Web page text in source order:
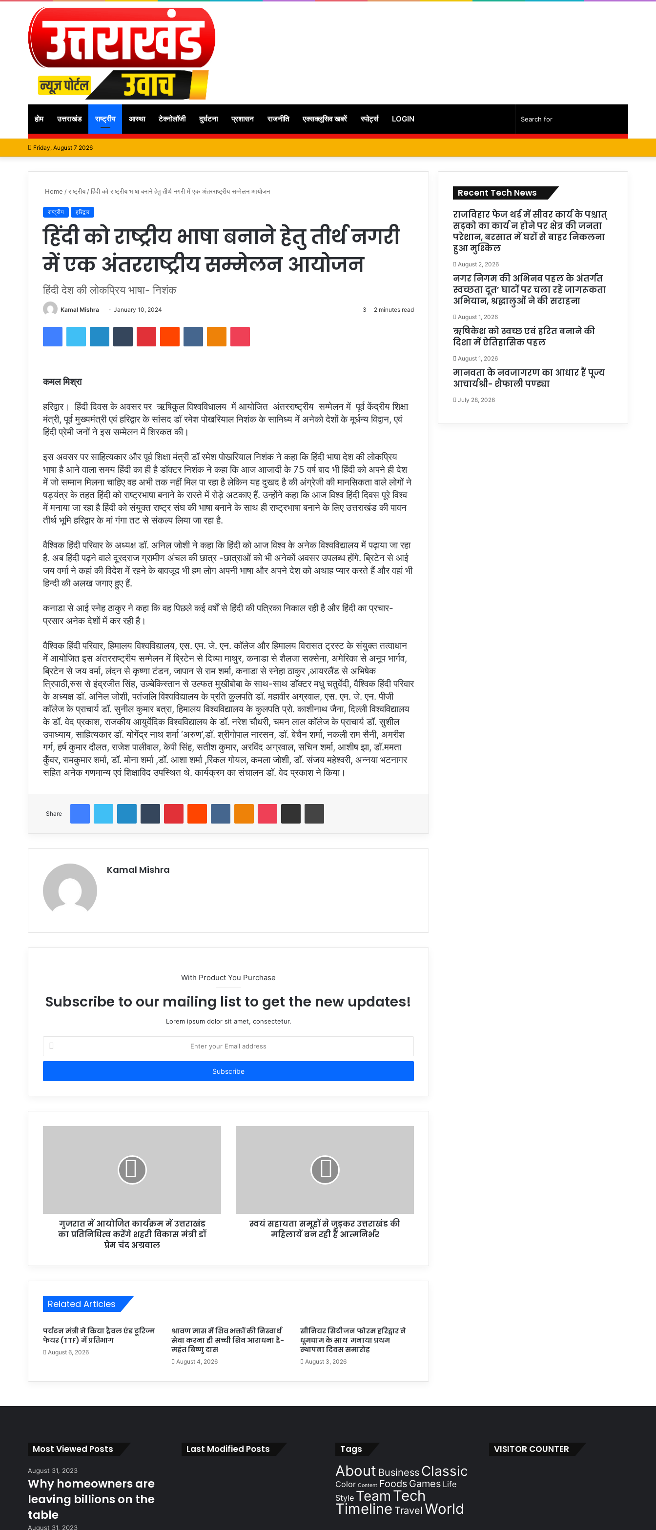
होम उत्तराखंड राष्ट्रीय आस्था टेक्नोलॉजी दुर्घटना प्रशासन राजनीति एक्सक्लूसिव खबरें स्पोर्ट्स LOGIN Sidebar
Friday, August 7 2026
Home /राष्ट्रीय /हिंदी को राष्ट्रीय भाषा बनाने हेतु तीर्थ नगरी में एक अंतरराष्ट्रीय सम्मेलन आयोजन
राष्ट्रीय हरिद्वार
हिंदी को राष्ट्रीय भाषा बनाने हेतु तीर्थ नगरी
में एक अंतरराष्ट्रीय सम्मेलन आयोजन
हिंदी देश की लोकप्रिय भाषा- निशंक
Kamal Mishra
Send January 10, 2024 3 2 minutes read
FacebookTwitter LinkedInTumblr PinterestReddit VKontakteOdnoklassniki
Pocket
कमल मिश्रा
हरिद्वार। हिंदी दिवस के अवसर पर ऋषिकुल विश्वविधालय में आयोजित अंतरराष्ट्रीय सम्मेलन में पूर्व केंद्रीय शिक्षा
मंत्री, पूर्व मुख्यमंत्री एवं हरिद्वार के सांसद डॉ रमेश पोखरियाल निशंक के सानिध्य में अनेको देशों के मूर्धन्य विद्वान, एवं
हिंदी प्रेमी जनों ने इस सम्मेलन में शिरकत की।
इस अवसर पर साहित्यकार और पूर्व शिक्षा मंत्री डॉ रमेश पोखरियाल निशंक ने कहा कि हिंदी भाषा देश की लोकप्रिय
भाषा है आने वाला समय हिंदी का ही है डॉक्टर निशंक ने कहा कि आज आजादी के 75 वर्ष बाद भी हिंदी को अपने ही देश
में जो सम्मान मिलना चाहिए वह अभी तक नहीं मिल पा रहा है लेकिन यह दुखद है की अंग्रेजी की मानसिकता वाले लोगों ने
षड्यंत्र के तहत हिंदी को राष्ट्रभाषा बनाने के रास्ते में रोड़े अटकाए हैं. उन्होंने कहा कि आज विश्व हिंदी दिवस पूरे विश्व
में मनाया जा रहा है हिंदी को संयुक्त राष्ट्र संघ की भाषा बनाने के साथ ही राष्ट्रभाषा बनाने के लिए उत्तराखंड की पावन
तीर्थ भूमि हरिद्वार के मां गंगा तट से संकल्प लिया जा रहा है.
वैश्विक हिंदी परिवार के अध्यक्ष डॉ. अनिल जोशी ने कहा कि हिंदी को आज विश्व के अनेक विश्वविद्यालय में पढ़ाया जा रहा
है. अब हिंदी पढ़ने वाले दूरदराज ग्रामीण अंचल की छात्र -छात्राओं को भी अनेकों अवसर उपलब्ध होंगे. ब्रिटेन से आई
जय वर्मा ने कहां की विदेश में रहने के बावजूद भी हम लोग अपनी भाषा और अपने देश को अथाह प्यार करते हैं और वहां भी
हिन्दी की अलख जगाए हुए हैं.
कनाडा से आई स्नेह ठाकुर ने कहा कि वह पिछले कई वर्षों से हिंदी की पत्रिका निकाल रही है और हिंदी का प्रचार-
प्रसार अनेक देशों में कर रही है।
वैश्विक हिंदी परिवार, हिमालय विश्वविद्यालय, एस. एम. जे. एन. कॉलेज और हिमालय विरासत ट्रस्ट के संयुक्त तत्वाधान
में आयोजित इस अंतरराष्ट्रीय सम्मेलन में ब्रिटेन से दिव्या माथुर, कनाडा से शैलजा सक्सेना, अमेरिका से अनूप भार्गव,
ब्रिटेन से जय वर्मा, लंदन से कृष्णा टंडन, जापान से राम शर्मा, कनाडा से स्नेहा ठाकुर ,आयरलैंड से अभिषेक
त्रिपाठी,रुस से इंद्रजीत सिंह, उज़्बेकिस्तान से उल्फत मुखीबोबा के साथ-साथ डॉक्टर मधु चतुर्वेदी, वैश्विक हिंदी परिवार
के अध्यक्ष डॉ. अनिल जोशी, पतंजलि विश्वविद्यालय के प्रति कुलपति डॉ. महावीर अग्रवाल, एस. एम. जे. एन. पीजी
कॉलेज के प्राचार्य डॉ. सुनील कुमार बत्रा, हिमालय विश्वविद्यालय के कुलपति प्रो. काशीनाथ जैना, दिल्ली विश्वविद्यालय
के डॉ. वेद प्रकाश, राजकीय आयुर्वेदिक विश्वविद्यालय के डॉ. नरेश चौधरी, चमन लाल कॉलेज के प्राचार्य डॉ. सुशील
उपाध्याय, साहित्यकार डॉ. योगेंद्र नाथ शर्मा ‘अरुण’,डॉ. श्रीगोपाल नारसन, डॉ. बेचैन शर्मा, नकली राम सैनी, अमरीश
गर्ग, हर्ष कुमार दौलत, राजेश पालीवाल, केपी सिंह, सतीश कुमार, अरविंद अग्रवाल, सचिन शर्मा, आशीष झा, डॉ.ममता
कुँवर, रामकुमार शर्मा, डॉ. मोना शर्मा ,डॉ. आशा शर्मा ,रिंकल गोयल, कमला जोशी, डॉ. संजय महेश्वरी, अन्नया भटनागर
सहित अनेक गणमान्य एवं शिक्षाविद उपस्थित थे. कार्यक्रम का संचालन डॉ. वेद प्रकाश ने किया।
Share
FacebookTwitter LinkedInTumblr PinterestReddit VKontakteOdnoklassniki
Pocket Share via Email Print
Kamal Mishra
With Product You Purchase
Subscribe to our mailing list to get the new updates!
Lorem ipsum dolor sit amet, consectetur.
your
Email
गुजरात में आयोजित कार्यक्रम में उत्तराखंड
का प्रतिनिधित्व करेंगे शहरी विकास मंत्री डॉ
प्रेम चंद अग्रवाल
स्वयं सहायता समूहों से जुड़कर उत्तराखंड की
महिलायें बन रही हैं आत्मनिर्भर
Related Articles
पर्यटन मंत्री ने किया ट्रैवल एंड टूरिज्म
फेयर (TTF) में प्रतिभाग
August 6, 2026
श्रावण मास में शिव भक्तों की निस्वार्थ
सेवा करना ही सच्ची शिव आराधना है-
महंत बिष्णु दास
August 4, 2026
सीनियर सिटीजन फोरम हरिद्वार ने
धूमधाम के साथ मनाया प्रथम
स्थापना दिवस समारोह
August 3, 2026
Recent Tech News
राजविहार फेज थर्ड में सीवर कार्य के पश्चात्
सड़को का कार्य न होने पर क्षेत्र की जनता
परेशान, बरसात में घरों से बाहर निकलना
हुआ मुश्किल
August 2, 2026
नगर निगम की अभिनव पहल के अंतर्गत
स्वच्छता दूत’ घाटों पर चला रहे जागरूकता
अभियान, श्रद्धालुओं ने की सराहना
August 1, 2026
ऋषिकेश को स्वच्छ एवं हरित बनाने की
दिशा में ऐतिहासिक पहल
August 1, 2026
मानवता के नवजागरण का आधार हैं पूज्य
आचार्यश्री- शैफाली पण्ड्या
July 28, 2026
Most Viewed Posts
August 31, 2023
Why homeowners are
leaving billions on the
table
August 31, 2023
Last Modified Posts Tags
About Business Classic
Color Content Foods Games Life
Style Team Tech
Timeline Travel World
VISITOR COUNTER